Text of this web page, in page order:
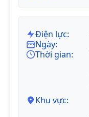
Điện lực:
Ngày:
Thời gian:
Khu vực: